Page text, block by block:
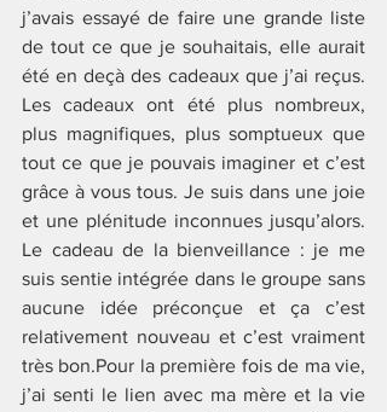
j’avais essayé de faire une grande liste
de tout ce que je souhaitais, elle aurait
été en deçà des cadeaux que j’ai reçus.
Les cadeaux ont été plus nombreux,
plus magnifiques, plus somptueux que
tout ce que je pouvais imaginer et c’est
grâce à vous tous. Je suis dans une joie
et une plénitude inconnues jusqu’alors.
Le cadeau de la bienveillance : je me
suis sentie intégrée dans le groupe sans
aucune idée préconçue et ça c’est
relativement nouveau et c’est vraiment
très bon.Pour la première fois de ma vie,
j’ai senti le lien avec ma mère et la vie